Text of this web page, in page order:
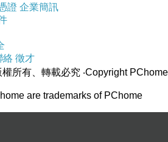
32吋LED液晶顯示器+視訊
HDMI線+迪士尼單頭吊燈"
證 企業簡訊
絡 徵才
權所有、轉載必究 ‧Copyright PChome
are trademarks of PChome